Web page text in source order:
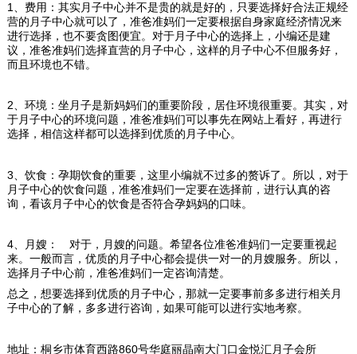
1、 费用：其实月子中心并不是贵的就是好的，只要选择好合法正规经
营的月子中心就可以了，准爸准妈们一定要根据自身家庭经济情况来
进行选择，也不要贪图便宜。对于月子中心的选择上，小编还是建
议，准爸准妈们选择直营的月子中心，这样的月子中心不但服务好，
而且环境也不错。
2、 环境：坐月子是新妈妈们的重要阶段，居住环境很重要。其实，对
于月子中心的环境问题，准爸准妈们可以事先在网站上看好，再进行
选择，相信这样都可以选择到优质的月子中心。
3、 饮食：孕期饮食的重要，这里小编就不过多的赘诉了。所以，对于
月子中心的饮食问题，准爸准妈们一定要在选择前，进行认真的咨
询，看该月子中心的饮食是否符合孕妈妈的口味。
4、
月嫂： 对于，月嫂的问题。希望各位准爸准妈们一定要重视起
来。一般而言，优质的月子中心都会提供一对一的月嫂服务。所以，
选择月子中心前，准爸准妈们一定咨询清楚。
总之，想要选择到优质的月子中心，那就一定要事前多多进行相关月
子中心的了解，多多进行咨询，如果可能可以进行实地考察。
地址：桐乡市体育西路860号华庭丽晶南大门口金悦汇月子会所